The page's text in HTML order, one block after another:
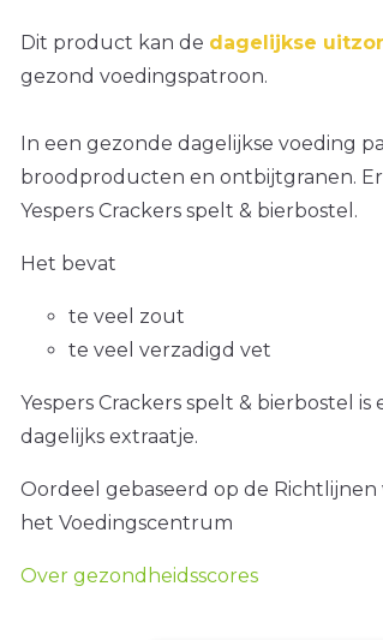
Dit product kan de dagelijkse
gezond voedingspatroon.
In een gezonde dagelijkse voeding
broodproducten en ontbijtgranen.
Yespers Crackers spelt & bierbostel.
Het bevat
te veel zout
te veel verzadigd vet
Yespers Crackers spelt & bierbostel
dagelijks extraatje.
Oordeel gebaseerd op de Richtlijnen
het Voedingscentrum
Over gezondheidsscores